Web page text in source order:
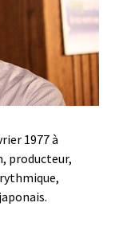
1977 à
producteur,